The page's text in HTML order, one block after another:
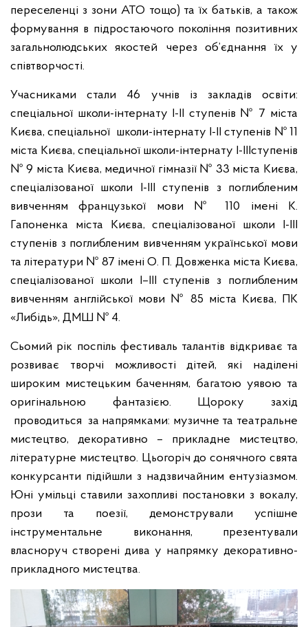
переселенці з зони АТО тощо) та їх батьків, а також
формування в підростаючого покоління позитивних
загальнолюдських якостей через об’єднання їх у
співтворчості.
Учасниками стали 46 учнів із закладів освіти:
спеціальної школи-інтернату І-ІІ ступенів № 7 міста
Києва, спеціальної школи-інтернату І-ІІ ступенів № 11
міста Києва, спеціальної школи-інтернату І-ІІІступенів
№ 9 міста Києва, медичної гімназії № 33 міста Києва,
спеціалізованої школи І-ІІІ ступенів з поглибленим
вивченням французької мови № 110 імені К.
Гапоненка міста Києва, спеціалізованої школи І-ІІІ
ступенів з поглибленим вивченням української мови
та літератури № 87 імені О. П. Довженка міста Києва,
спеціалізованої школи I–III cтупенів з поглибленим
вивченням англійської мови № 85 міста Києва, ПК
«Либідь», ДМШ № 4.
Сьомий рік поспіль фестиваль талантів відкриває та
розвиває творчі можливості дітей, які наділені
широким мистецьким баченням, багатою уявою та
оригінальною фантазією. Щороку захід
проводиться за напрямками: музичне та театральне
мистецтво, декоративно – прикладне мистецтво,
літературне мистецтво. Цьогоріч до сонячного свята
конкурсанти підійшли з надзвичайним ентузіазмом.
Юні умільці ставили захопливі постановки з вокалу,
прози та поезії, демонстрували успішне
інструментальне виконання, презентували
власноруч створені дива у напрямку декоративно-
прикладного мистецтва.